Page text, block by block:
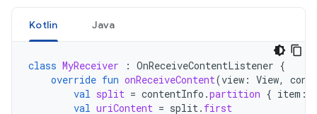
Kotlin Java
class MyReceiver : OnReceiveContentListener {
override fun onReceiveContent(view : View,
val split = contentInfo .partition { item :
val uriContent = split. first